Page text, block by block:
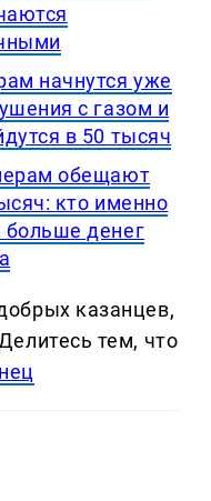
начнутся уже
с газом и
в 50 тысяч
обещают
кто именно
больше денег
казанцев,
тем, что